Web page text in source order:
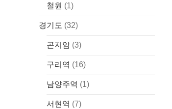
철원 (1)
경기도 (32)
곤지암 (3)
구리역 (16)
남양주역 (1)
서현역 (7)